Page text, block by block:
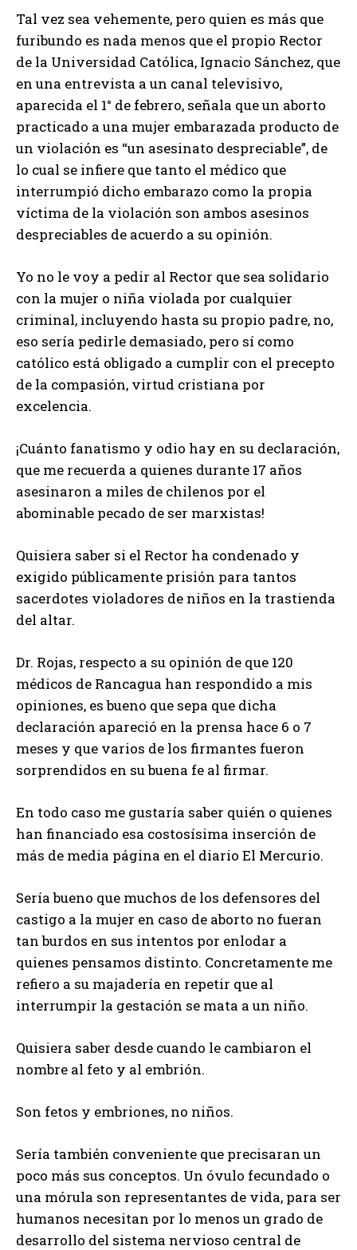
Tal vez sea vehemente, pero quien es más que
furibundo es nada menos que el propio Rector
de la Universidad Católica, Ignacio Sánchez, que
en una entrevista a un canal televisivo,
aparecida el 1° de febrero, señala que un aborto
practicado a una mujer embarazada producto de
un violación es “un asesinato despreciable”, de
lo cual se infiere que tanto el médico que
interrumpió dicho embarazo como la propia
víctima de la violación son ambos asesinos
despreciables de acuerdo a su opinión.
Yo no le voy a pedir al Rector que sea solidario
con la mujer o niña violada por cualquier
criminal, incluyendo hasta su propio padre, no,
eso sería pedirle demasiado, pero sí como
católico está obligado a cumplir con el precepto
de la compasión, virtud cristiana por
excelencia.
¡Cuánto fanatismo y odio hay en su declaración,
que me recuerda a quienes durante 17 años
asesinaron a miles de chilenos por el
abominable pecado de ser marxistas!
Quisiera saber si el Rector ha condenado y
exigido públicamente prisión para tantos
sacerdotes violadores de niños en la trastienda
del altar.
Dr. Rojas, respecto a su opinión de que 120
médicos de Rancagua han respondido a mis
opiniones, es bueno que sepa que dicha
declaración apareció en la prensa hace 6 o 7
meses y que varios de los firmantes fueron
sorprendidos en su buena fe al firmar.
En todo caso me gustaría saber quién o quienes
han financiado esa costosísima inserción de
más de media página en el diario El Mercurio.
Sería bueno que muchos de los defensores del
castigo a la mujer en caso de aborto no fueran
tan burdos en sus intentos por enlodar a
quienes pensamos distinto. Concretamente me
refiero a su majadería en repetir que al
interrumpir la gestación se mata a un niño.
Quisiera saber desde cuando le cambiaron el
nombre al feto y al embrión.
Son fetos y embriones, no niños.
Sería también conveniente que precisaran un
poco más sus conceptos. Un óvulo fecundado o
una mórula son representantes de vida, para ser
humanos necesitan por lo menos un grado de
desarrollo del sistema nervioso central de